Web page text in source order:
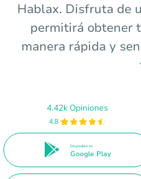
Hablax. Disfruta de
permitirá obtener
manera rápida y
4.42k Opiniones
4.8
Disponible en
Google Play